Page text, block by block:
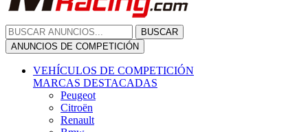
BUSCAR
ANUNCIOS DE COMPETICIÓN
VEHÍCULOS DE COMPETICIÓN
MARCAS DESTACADAS
Peugeot
Citroën
Renault
Bmw
Mitsubishi